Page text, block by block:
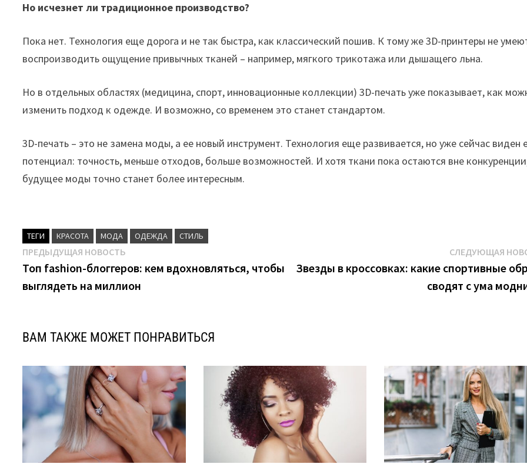
Но исчезнет ли традиционное производство?
Пока нет. Технология еще дорога и не так быстра, как классический пошив. К тому же 3D-принтеры не
воспроизводить ощущение привычных тканей – например, мягкого трикотажа или дышащего льна.
Но в отдельных областях (медицина, спорт, инновационные коллекции) 3D-печать уже показывает, как
изменить подход к одежде. И возможно, со временем это станет стандартом.
3D-печать – это не замена моды, а ее новый инструмент. Технология еще развивается, но уже сейчас виден
потенциал: точность, меньше отходов, больше возможностей. И хотя ткани пока остаются вне
будущее моды точно станет более интересным.
ТЕГИ КРАСОТА МОДА ОДЕЖДА СТИЛЬ
Навигация
по
записям
ПРЕДЫДУЩАЯ НОВОСТЬ
новость:
Топ fashion-блоггеров: кем вдохновляться, чтобы
выглядеть на миллион
СЛЕДУЮЩАЯ
Звезды в кроссовках: какие спортивные
сводят с ума
ВАМ ТАКЖЕ МОЖЕТ ПОНРАВИТЬСЯ